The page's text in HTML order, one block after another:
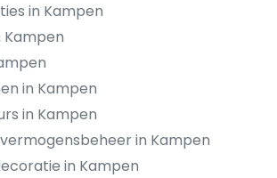
in Kampen
Kampen
in Kampen
in Kampen
in Kampen
in Kampen